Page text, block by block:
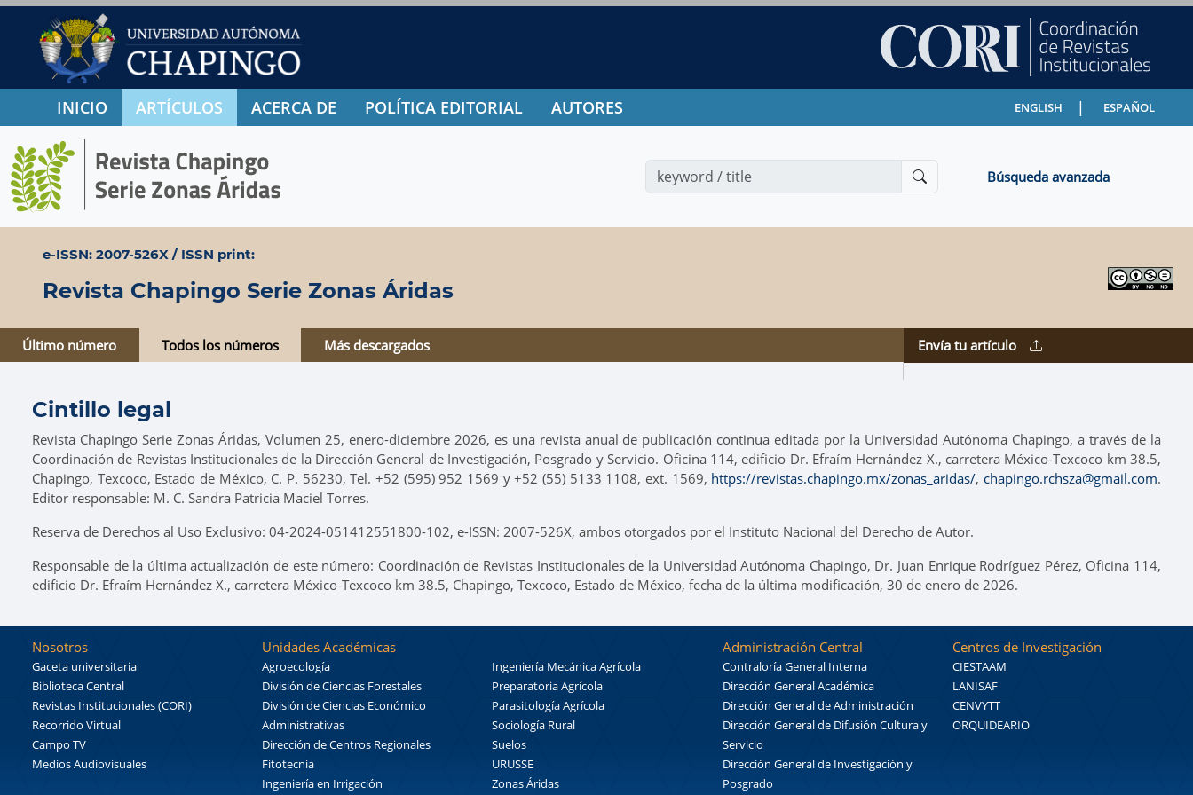
INICIO ARTÍCULOS ACERCA DE POLÍTICA EDITORIAL AUTORES ENGLISH | ESPAÑOL
Búsqueda avanzada
e-ISSN: 2007-526X / ISSN print:
Revista Chapingo Serie Zonas Áridas
Último número Todos los números Más descargados Envía tu artículo
Cintillo legal
Revista Chapingo Serie Zonas Áridas, Volumen 25, enero-diciembre 2026, es una revista anual de publicación continua editada por la Universidad Autónoma Chapingo, a través de la
Coordinación de Revistas Institucionales de la Dirección General de Investigación, Posgrado y Servicio. Oficina 114, edificio Dr. Efraím Hernández X., carretera México-Texcoco km 38.5,
Chapingo, Texcoco, Estado de México, C. P. 56230, Tel. +52 (595) 952 1569 y +52 (55) 5133 1108, ext. 1569, https://revistas.chapingo.mx/zonas_aridas/, chapingo.rchsza@gmail.com.
Editor responsable: M. C. Sandra Patricia Maciel Torres.
Reserva de Derechos al Uso Exclusivo: 04-2024-051412551800-102, e-ISSN: 2007-526X, ambos otorgados por el Instituto Nacional del Derecho de Autor.
Responsable de la última actualización de este número: Coordinación de Revistas Institucionales de la Universidad Autónoma Chapingo, Dr. Juan Enrique Rodríguez Pérez, Oficina 114,
edificio Dr. Efraím Hernández X., carretera México-Texcoco km 38.5, Chapingo, Texcoco, Estado de México, fecha de la última modificación, 30 de enero de 2026.
Nosotros
Gaceta universitaria
Biblioteca Central
Revistas Institucionales (CORI)
Recorrido Virtual
Campo TV
Medios Audiovisuales
Unidades Académicas
Agroecología
División de Ciencias Forestales
División de Ciencias Económico
Administrativas
Dirección de Centros Regionales
Fitotecnia
Ingeniería en Irrigación
Ingeniería Mecánica Agrícola
Preparatoria Agrícola
Parasitología Agrícola
Sociología Rural
Suelos
URUSSE
Zonas Áridas
Administración Central
Contraloría General Interna
Dirección General Académica
Dirección General de Administración
Dirección General de Difusión Cultura y
Servicio
Dirección General de Investigación y
Posgrado
Centros de Investigación
CIESTAAM
LANISAF
CENVYTT
ORQUIDEARIO